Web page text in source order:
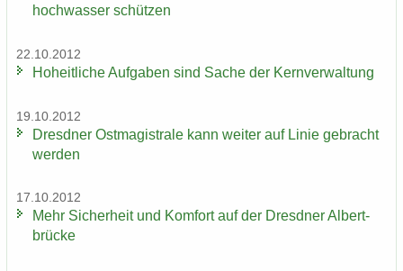
hoch­was­ser schüt­zen
22.10.2012
Ho­heit­li­che Auf­ga­ben sind Sache der Kern­ver­wal­tung
19.10.2012
Dresd­ner Ost­ma­gis­tra­le kann wei­ter auf Linie ge­bracht
wer­den
17.10.2012
Mehr Si­cher­heit und Kom­fort auf der Dresd­ner Al­bert­
brü­cke